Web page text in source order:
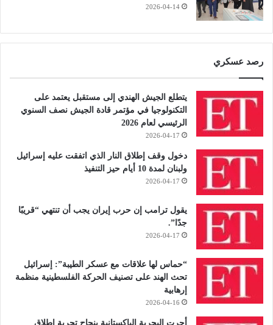
2026-04-14
رصد عسكري
يتطلع الجيش الهندي إلى مستقبل يعتمد على
التكنولوجيا في مؤتمر قادة الجيش نصف السنوي
الرئيسي لعام 2026
2026-04-17
دخول وقف إطلاق النار الذي اتفقت عليه إسرائيل
ولبنان لمدة 10 أيام حيز التنفيذ
2026-04-17
يقول ترامب إن حرب إيران يجب أن تنتهي “قريبًا
جدًا”.
2026-04-17
“حماس لها علاقات مع عسكر الطيبة”: إسرائيل
تحث الهند على تصنيف الحركة الفلسطينية منظمة
إرهابية
2026-04-16
أجرت البحرية الباكستانية بنجاح تجربة إطلاق